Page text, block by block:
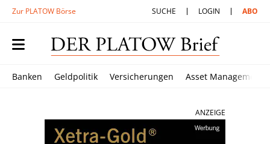
Zur PLATOW Börse SUCHE LOGIN ABO
Banken Geldpolitik Versicherungen Asset Management
ANZEIGE